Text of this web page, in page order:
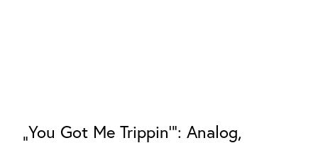
„You Got Me Trippin‘“: Analog,